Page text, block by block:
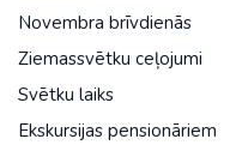
Novembra brīvdienās
Ziemassvētku ceļojumi
Svētku laiks
Ekskursijas pensionāriem